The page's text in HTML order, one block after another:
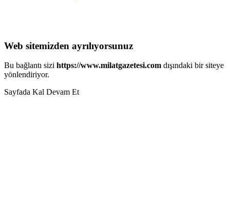
Web sitemizden ayrılıyorsunuz
Bu bağlantı sizi https://www.milatgazetesi.com dışındaki bir siteye
yönlendiriyor.
Sayfada Kal Devam Et